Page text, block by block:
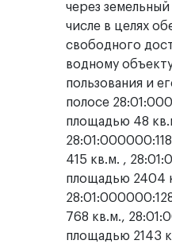
через
числе в целях
свободного
водному
пользования и
полосе
площадью 48
415 кв.м. ,
площадью 2404
768 кв.м.,
площадью 2143